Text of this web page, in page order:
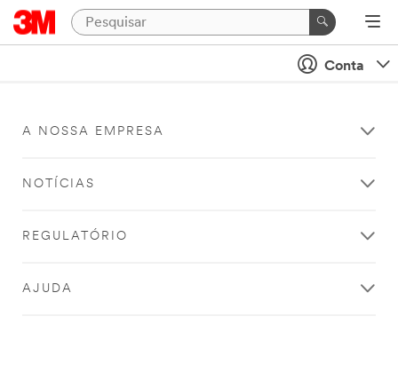
Conta
A NOSSA EMPRESA
NOTÍCIAS
REGULATÓRIO
AJUDA